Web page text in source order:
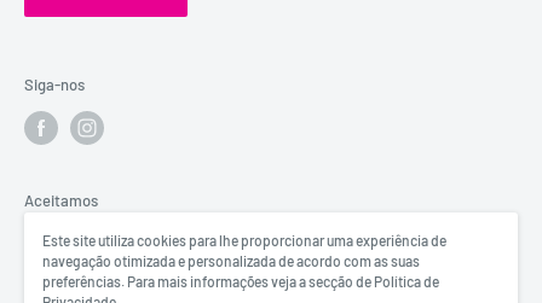
Siga-nos
Aceitamos
Este site utiliza cookies para lhe proporcionar uma experiência de
navegação otimizada e personalizada de acordo com as suas
preferências. Para mais informações veja a secção de Política de